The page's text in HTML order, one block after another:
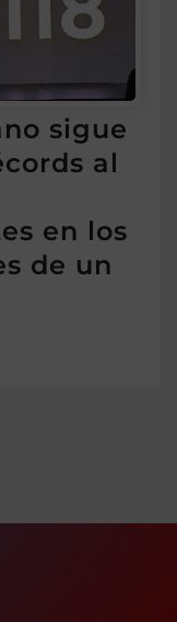
sigue
al
en los
de un